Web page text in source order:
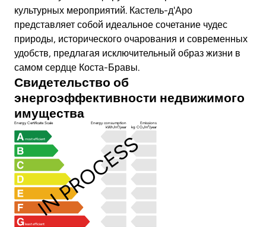
культурных мероприятий. Кастель-д'Аро
представляет собой идеальное сочетание чудес
природы, исторического очарования и современных
удобств, предлагая исключительный образ жизни в
самом сердце Коста-Бравы.
Свидетельство об
энергоэффективности недвижимого
имущества
Energy Certificate Scale
Energy consumption
kWh/m²/year
Emissions
kg CO₂/m²/year
most efficient
least efficient
IN PROCESS